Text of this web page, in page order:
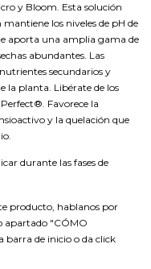
y Bloom. Esta solución
los niveles de pH de
aporta una amplia gama de
abundantes. Las
secundarios y
la planta. Libérate de los
Favorece la
y la quelación que
durante las fases de
producto, hablanos por
apartado "CÓMO
barra de inicio o da click